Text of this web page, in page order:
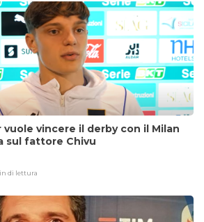
vuole vincere il derby con il Milan
sul fattore Chivu
di lettura